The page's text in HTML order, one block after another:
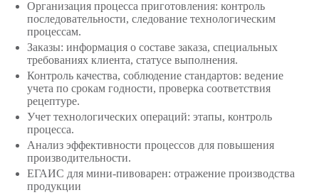
Организация процесса приготовления: контроль
последовательности, следование технологическим
процессам.
Заказы: информация о составе заказа, специальных
требованиях клиента, статусе выполнения.
Контроль качества, соблюдение стандартов: ведение
учета по срокам годности, проверка соответствия
рецептуре.
Учет технологических операций: этапы, контроль
процесса.
Анализ эффективности процессов для повышения
производительности.
ЕГАИС для мини-пивоварен: отражение производства
продукции